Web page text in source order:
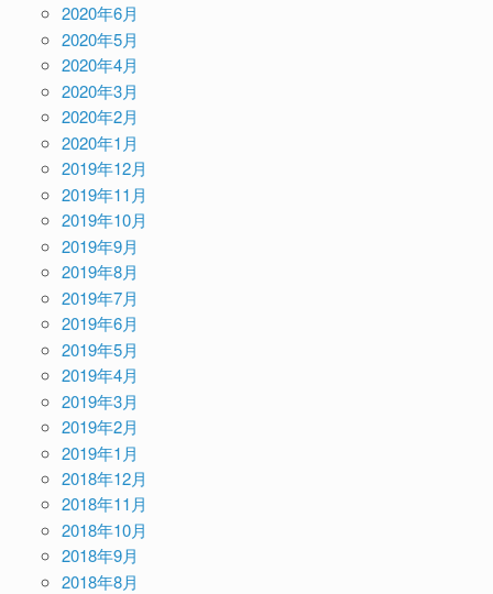
2020年6月
2020年5月
2020年4月
2020年3月
2020年2月
2020年1月
2019年12月
2019年11月
2019年10月
2019年9月
2019年8月
2019年7月
2019年6月
2019年5月
2019年4月
2019年3月
2019年2月
2019年1月
2018年12月
2018年11月
2018年10月
2018年9月
2018年8月